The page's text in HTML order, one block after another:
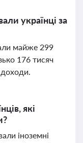
українці за
майже 299
176 тисяч
які
іноземні